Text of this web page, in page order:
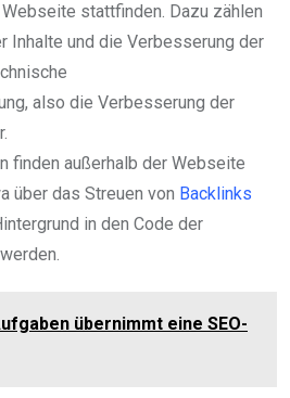
stattfinden. Dazu zählen
Inhalte und die Verbesserung der
also die Verbesserung der
finden außerhalb der Webseite
über das Streuen von Backlinks
in den Code der
übernimmt eine SEO-